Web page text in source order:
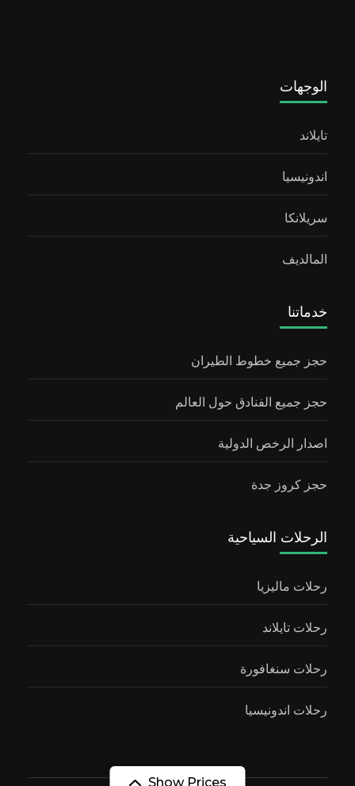
Show Prices
الوجهات
تايلاند
اندونيسيا
سريلانكا
المالديف
خدماتنا
حجز جميع خطوط الطيران
حجز جميع الفنادق حول العالم
اصدار الرخص الدولية
حجز كروز جدة
الرحلات السياحية
رحلات ماليزيا
رحلات تايلاند
رحلات سنغافورة
رحلات اندونيسيا